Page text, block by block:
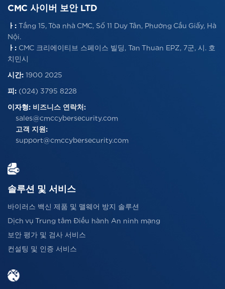
CMC 사이버 보안 LTD
ㅏ: Tầng 15, Tòa nhà CMC, Số 11 Duy Tân, Phường Cầu Giấy, Hà
Nội.
ㅏ: CMC 크리에이티브 스페이스 빌딩, Tan Thuan EPZ, 7군, 시. 호
치민시
시간: 1900 2025
피: (024) 3795 8228
이자형: 비즈니스 연락처:
sales@cmccybersecurity.com
고객 지원:
support@cmccybersecurity.com
솔루션 및 서비스
바이러스 백신 제품 및 맬웨어 방지 솔루션
Dịch vụ Trung tâm Điều hành An ninh mạng
보안 평가 및 검사 서비스
컨설팅 및 인증 서비스